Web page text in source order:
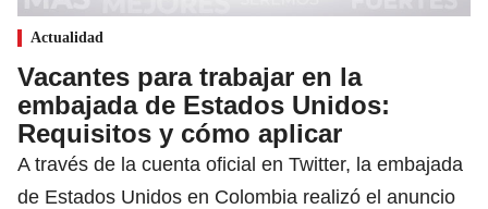
Actualidad
Vacantes para trabajar en la
embajada de Estados Unidos:
Requisitos y cómo aplicar
A través de la cuenta oficial en Twitter, la embajada
de Estados Unidos en Colombia realizó el anuncio